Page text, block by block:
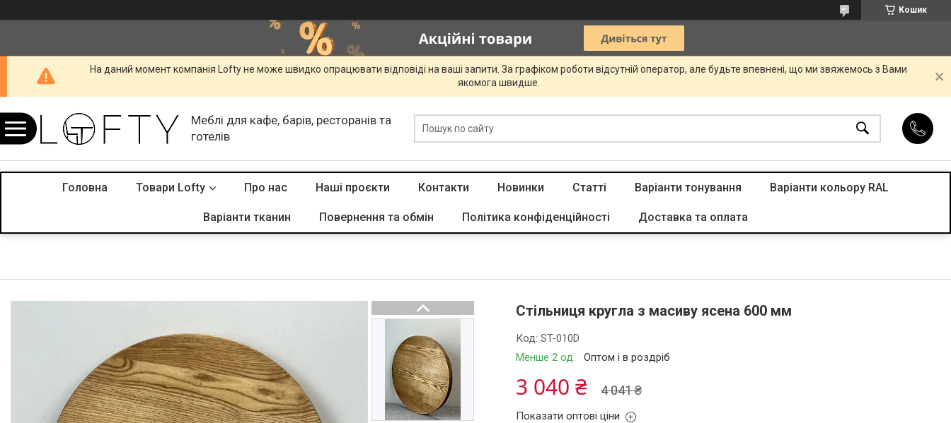
Кошик
На даний момент компанія Lofty не може швидко опрацювати відповіді на ваші запити. За графіком роботи відсутній оператор, але будьте впевнені, що ми звяжемось з Вами
якомога швидше.
Меблі для кафе, барів, ресторанів та
готелів
Головна Товари Lofty Про нас Наші проєкти Контакти Новинки Статті Варіанти тонування Варіанти кольору RAL
Варіанти тканин Повернення та обмін Політика конфіденційності Доставка та оплата
Стільниця кругла з масиву ясена 600 мм
Менше 2 од. Оптом і в роздріб
Код:ST-010D
4 041 ₴
3 040 ₴
Показати оптові ціни